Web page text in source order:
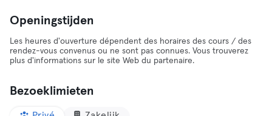
Openingstijden
Les heures d'ouverture dépendent des horaires des cours / des
rendez-vous convenus ou ne sont pas connues. Vous trouverez
plus d'informations sur le site Web du partenaire.
Bezoeklimieten